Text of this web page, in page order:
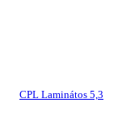
CPL Laminátos 5,3